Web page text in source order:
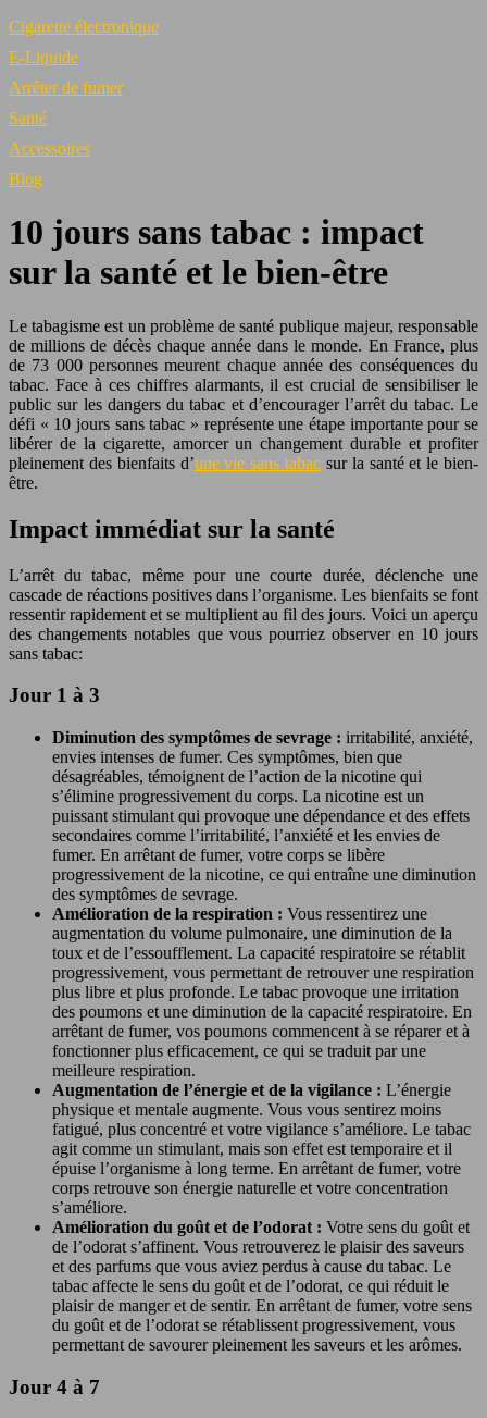
Cigarette électronique
E-Liquide
Arrêter de fumer
Santé
Accessoires
Blog
10 jours sans tabac : impact
sur la santé et le bien-être
Le tabagisme est un problème de santé publique majeur, responsable
de millions de décès chaque année dans le monde. En France, plus
de 73 000 personnes meurent chaque année des conséquences du
tabac. Face à ces chiffres alarmants, il est crucial de sensibiliser le
public sur les dangers du tabac et d’encourager l’arrêt du tabac. Le
défi « 10 jours sans tabac » représente une étape importante pour se
libérer de la cigarette, amorcer un changement durable et profiter
pleinement des bienfaits d’une vie sans tabac sur la santé et le bien-
être.
Impact immédiat sur la santé
L’arrêt du tabac, même pour une courte durée, déclenche une
cascade de réactions positives dans l’organisme. Les bienfaits se font
ressentir rapidement et se multiplient au fil des jours. Voici un aperçu
des changements notables que vous pourriez observer en 10 jours
sans tabac:
Jour 1 à 3
Diminution des symptômes de sevrage : irritabilité, anxiété,
envies intenses de fumer. Ces symptômes, bien que
désagréables, témoignent de l’action de la nicotine qui
s’élimine progressivement du corps. La nicotine est un
puissant stimulant qui provoque une dépendance et des effets
secondaires comme l’irritabilité, l’anxiété et les envies de
fumer. En arrêtant de fumer, votre corps se libère
progressivement de la nicotine, ce qui entraîne une diminution
des symptômes de sevrage.
Amélioration de la respiration : Vous ressentirez une
augmentation du volume pulmonaire, une diminution de la
toux et de l’essoufflement. La capacité respiratoire se rétablit
progressivement, vous permettant de retrouver une respiration
plus libre et plus profonde. Le tabac provoque une irritation
des poumons et une diminution de la capacité respiratoire. En
arrêtant de fumer, vos poumons commencent à se réparer et à
fonctionner plus efficacement, ce qui se traduit par une
meilleure respiration.
Augmentation de l’énergie et de la vigilance : L’énergie
physique et mentale augmente. Vous vous sentirez moins
fatigué, plus concentré et votre vigilance s’améliore. Le tabac
agit comme un stimulant, mais son effet est temporaire et il
épuise l’organisme à long terme. En arrêtant de fumer, votre
corps retrouve son énergie naturelle et votre concentration
s’améliore.
Amélioration du goût et de l’odorat : Votre sens du goût et
de l’odorat s’affinent. Vous retrouverez le plaisir des saveurs
et des parfums que vous aviez perdus à cause du tabac. Le
tabac affecte le sens du goût et de l’odorat, ce qui réduit le
plaisir de manger et de sentir. En arrêtant de fumer, votre sens
du goût et de l’odorat se rétablissent progressivement, vous
permettant de savourer pleinement les saveurs et les arômes.
Jour 4 à 7